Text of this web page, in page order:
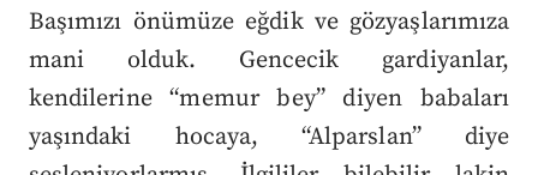
Başımızı önümüze eğdik ve gözyaşlarımıza
mani olduk. Gencecik gardiyanlar,
kendilerine “memur bey” diyen babaları
yaşındaki hocaya, “Alparslan” diye